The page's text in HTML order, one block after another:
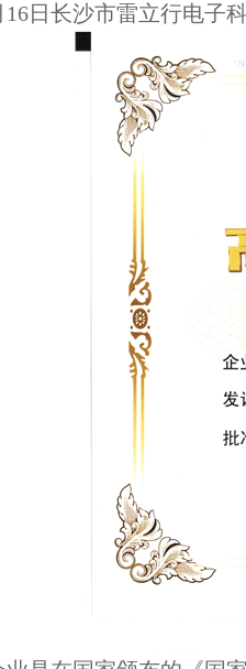
16日长沙市雷立行电子